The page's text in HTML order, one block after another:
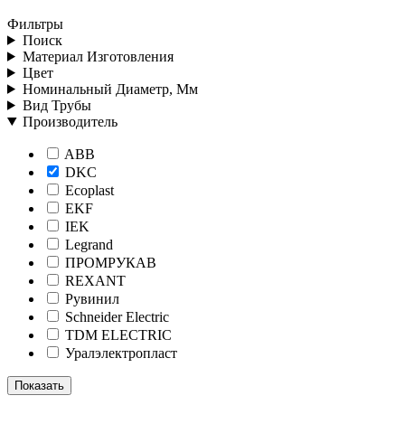
Фильтры
Поиск
Материал Изготовления
Цвет
Номинальный Диаметр, Мм
Вид Трубы
Производитель
ABB
DKC
Ecoplast
EKF
IEK
Legrand
ПРОМРУКАВ
REXANT
Рувинил
Schneider Electric
TDM ELECTRIC
Уралэлектропласт